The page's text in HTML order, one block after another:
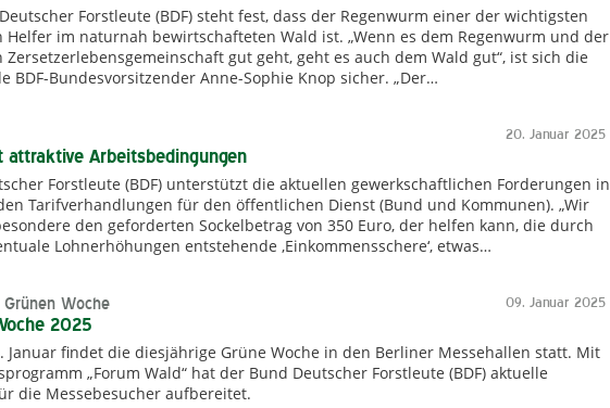
Forstleute (BDF) steht fest, dass der Regenwurm einer der wichtigsten
im naturnah bewirtschafteten Wald ist. „Wenn es dem Regenwurm und der
gut geht, geht es auch dem Wald gut“, ist sich die
BDF-Bundesvorsitzender Anne-Sophie Knop sicher. „Der…
20. Januar 2025
Arbeitsbedingungen
Forstleute (BDF) unterstützt die aktuellen gewerkschaftlichen Forderungen in
Tarifverhandlungen für den öffentlichen Dienst (Bund und Kommunen). „Wir
den geforderten Sockelbetrag von 350 Euro, der helfen kann, die durch
Lohnerhöhungen entstehende ‚Einkommensschere‘, etwas…
09. Januar 2025
Woche
2025
Januar findet die diesjährige Grüne Woche in den Berliner Messehallen statt. Mit
„Forum Wald“ hat der Bund Deutscher Forstleute (BDF) aktuelle
die Messebesucher aufbereitet.